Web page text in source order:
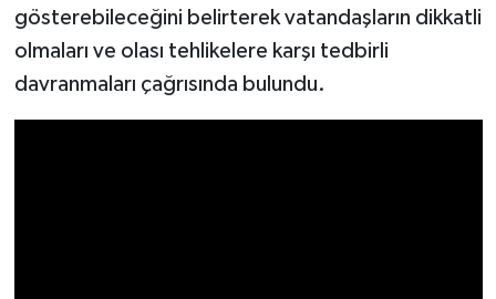
gösterebileceğini belirterek vatandaşların dikkatli
olmaları ve olası tehlikelere karşı tedbirli
davranmaları çağrısında bulundu.